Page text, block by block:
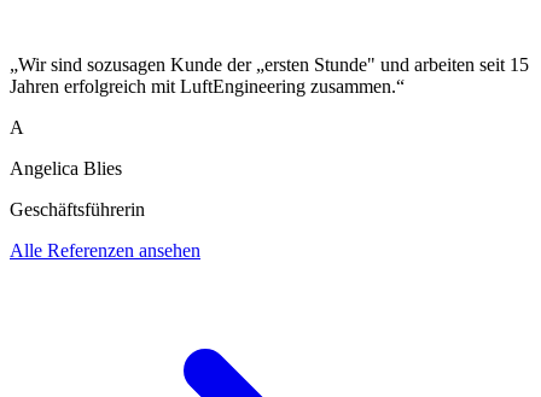
„Wir sind sozusagen Kunde der „ersten Stunde" und arbeiten seit 15
Jahren erfolgreich mit LuftEngineering zusammen.“
A
Angelica Blies
Geschäftsführerin
Alle Referenzen ansehen